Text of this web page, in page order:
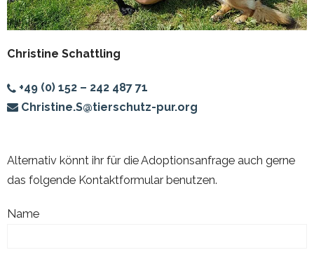
Christine Schattling
+49 (0) 152 – 242 487 71
Christine.S@tierschutz-pur.org
Alternativ könnt ihr für die Adoptionsanfrage auch gerne
das folgende Kontaktformular benutzen.
Name